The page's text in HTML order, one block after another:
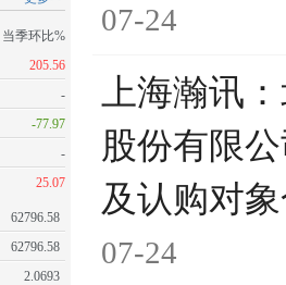
当季环比%
205.56
-
-77.97
-
25.07
62796.58
62796.58
2.0693
07-24
上海瀚讯
股份有限
及认购对
07-24